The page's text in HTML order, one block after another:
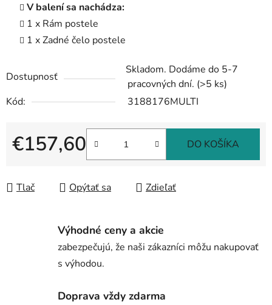
V balení sa nachádza:
1 x Rám postele
1 x Zadné čelo postele
Dostupnosť
Skladom. Dodáme do 5-7
pracovných dní. (>5 ks)
Kód:
3188176MULTI
€157,60 DO KOŠÍKA
Tlač Opýtať sa Zdieľať
Výhodné ceny a akcie
zabezpečujú, že naši zákazníci môžu nakupovať
s výhodou.
Doprava vždy zdarma